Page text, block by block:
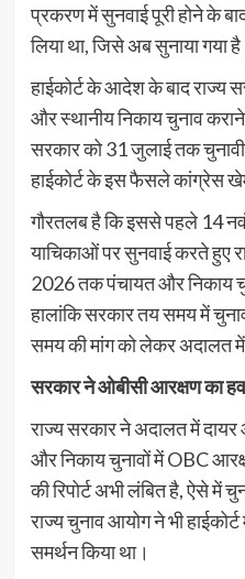
प्रकरण में सुनवाई पूरी होने के
लिया था, जिसे अब सुनाया गया
हाईकोर्ट के आदेश के बाद राज्य
और स्थानीय निकाय चुनाव
सरकार को 31 जुलाई तक चुनावी
हाईकोर्ट के इस फैसले कांग्रेस
गौरतलब है कि इससे पहले 14
याचिकाओं पर सुनवाई करते हुए
2026 तक पंचायत और निकाय
हालांकि सरकार तय समय में
समय की मांग को लेकर अदालत में
सरकार ने ओबीसी आरक्षण का
राज्य सरकार ने अदालत में दायर
और निकाय चुनावों में OBC
की रिपोर्ट अभी लंबित है, ऐसे में
राज्य चुनाव आयोग ने भी
समर्थन किया था।